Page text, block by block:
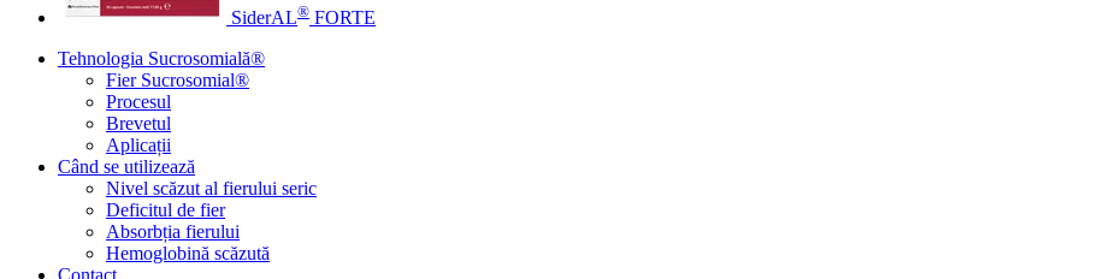
SiderAL® FORTE
Tehnologia Sucrosomială®
Fier Sucrosomial®
Procesul
Brevetul
Aplicații
Când se utilizează
Nivel scăzut al fierului seric
Deficitul de fier
Absorbția fierului
Hemoglobină scăzută
Contact